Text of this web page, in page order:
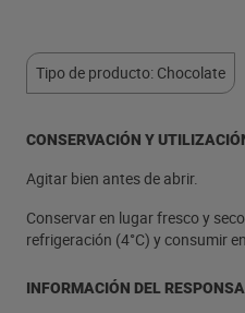
Tipo de producto: Chocolate
CONSERVACIÓN Y
Agitar bien antes de abrir.
Conservar en lugar fresco y
refrigeración (4°C) y consumir
INFORMACIÓN DEL